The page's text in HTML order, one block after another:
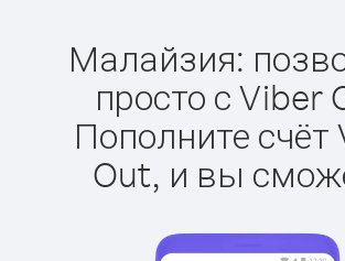
Малайзия:
просто с Viber
Пополните счёт
Out, и вы